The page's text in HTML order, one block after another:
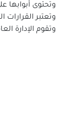
وتحتوى أبوابها على (43) مادة توضح النظم والإجراءات المتبعة فى تنظيم عمل قطاع المكتبات الجامعية
وتعتبر
وتقوم الإدارة